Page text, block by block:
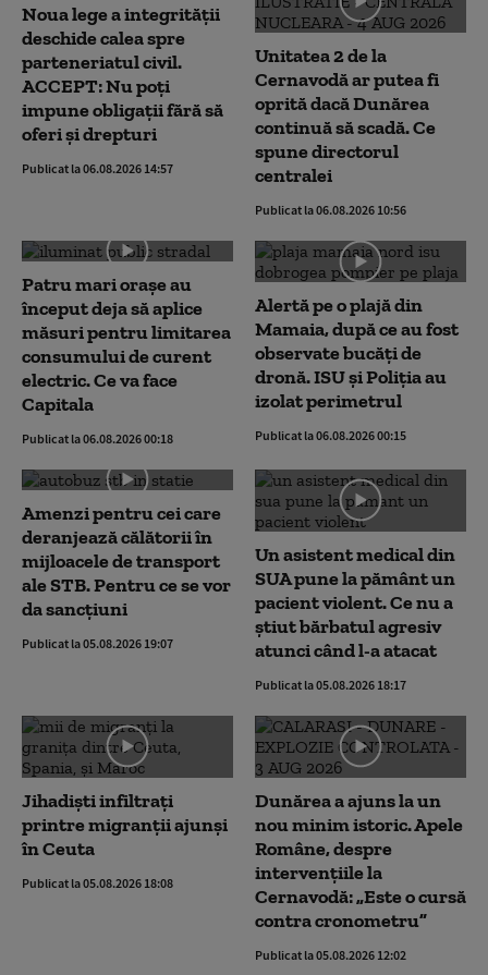
Noua lege a integrității
deschide calea spre
parteneriatul civil.
ACCEPT: Nu poți
impune obligații fără să
oferi și drepturi
Publicat la 06.08.2026 14:57
Unitatea 2 de la
Cernavodă ar putea fi
oprită dacă Dunărea
continuă să scadă. Ce
spune directorul
centralei
Publicat la 06.08.2026 10:56
Patru mari orașe au
început deja să aplice
măsuri pentru limitarea
consumului de curent
electric. Ce va face
Capitala
Publicat la 06.08.2026 00:18
Alertă pe o plajă din
Mamaia, după ce au fost
observate bucăți de
dronă. ISU și Poliția au
izolat perimetrul
Publicat la 06.08.2026 00:15
Amenzi pentru cei care
deranjează călătorii în
mijloacele de transport
ale STB. Pentru ce se vor
da sancțiuni
Publicat la 05.08.2026 19:07
Un asistent medical din
SUA pune la pământ un
pacient violent. Ce nu a
știut bărbatul agresiv
atunci când l-a atacat
Publicat la 05.08.2026 18:17
Jihadiști infiltrați
printre migranții ajunși
în Ceuta
Publicat la 05.08.2026 18:08
Dunărea a ajuns la un
nou minim istoric. Apele
Române, despre
intervențiile la
Cernavodă: „Este o cursă
contra cronometru”
Publicat la 05.08.2026 12:02